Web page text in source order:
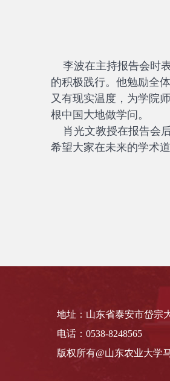
李波在主持报告会时
的积极践行。他勉励全
又有现实温度，为学院
根中国大地做学问。
肖光文教授在报告会
希望大家在未来的学术
地址：山东省泰安市岱宗
电话：0538-8248565
版权所有@山东农业大学